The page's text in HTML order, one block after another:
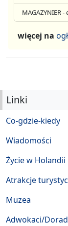
MAGAZYNIER
więcej na
Linki
Co-gdzie-kiedy
Wiadomości
Życie w Holandii
Atrakcje
Muzea
Adwokaci/